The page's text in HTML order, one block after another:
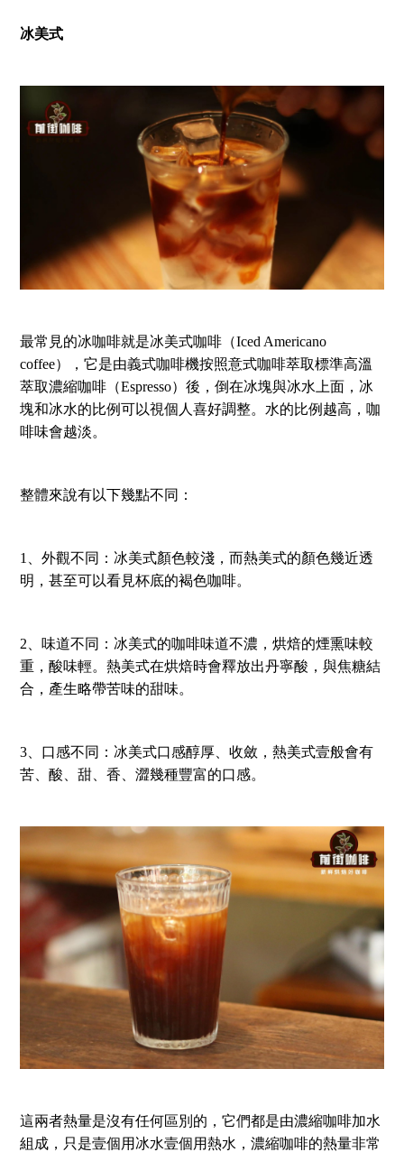
冰美式
最常見的冰咖啡就是冰美式咖啡（Iced Americano
coffee），它是由義式咖啡機按照意式咖啡萃取標準高溫
萃取濃縮咖啡（Espresso）後，倒在冰塊與冰水上面，冰
塊和冰水的比例可以視個人喜好調整。水的比例越高，咖
啡味會越淡。
整體來說有以下幾點不同：
1、外觀不同：冰美式顏色較淺，而熱美式的顏色幾近透
明，甚至可以看見杯底的褐色咖啡。
2、味道不同：冰美式的咖啡味道不濃，烘焙的煙熏味較
重，酸味輕。熱美式在烘焙時會釋放出丹寧酸，與焦糖結
合，產生略帶苦味的甜味。
3、口感不同：冰美式口感醇厚、收斂，熱美式壹般會有
苦、酸、甜、香、澀幾種豐富的口感。
這兩者熱量是沒有任何區別的，它們都是由濃縮咖啡加水
組成，只是壹個用冰水壹個用熱水，濃縮咖啡的熱量非常